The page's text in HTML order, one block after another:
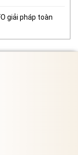
giải pháp toàn